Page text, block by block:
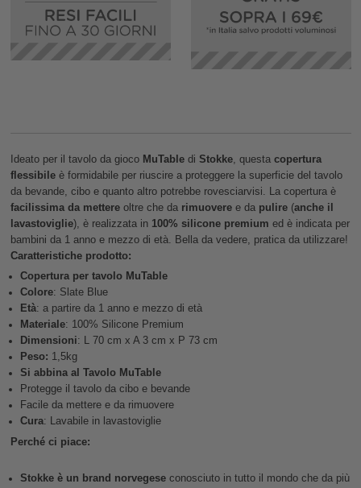
Ideato per il tavolo da gioco MuTabledi Stokke, questa copertura
flessibileè formidabile per riuscire a proteggere la superficie del tavolo
da bevande, cibo e quanto altro potrebbe rovesciarvisi. La copertura è
facilissima da mettereoltre che da rimuoveree da pulire(anche il
lavastoviglie), è realizzata in 100% silicone premium ed è indicata per
bambini da 1 anno e mezzo di età. Bella da vedere, pratica da utilizzare!
Caratteristiche prodotto:
Copertura per tavolo MuTable
Colore: Slate Blue
Età: a partire da 1 anno e mezzo di età
Materiale: 100% Silicone Premium
Dimensioni: L 70 cm x A 3 cm x P 73 cm
Peso: 1,5kg
Si abbina al Tavolo MuTable
Protegge il tavolo da cibo e bevande
Facile da mettere e da rimuovere
Cura: Lavabile in lavastoviglie
Perché ci piace:
Stokke è un brand norvegeseconosciuto in tutto il mondo che da più